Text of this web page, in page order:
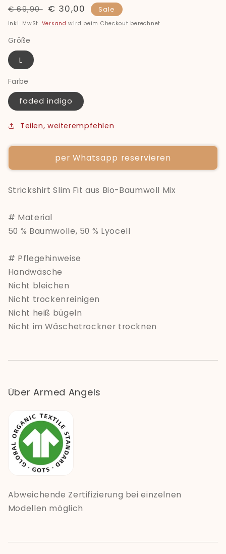
Normaler
Preis
€ 69,90 Verkaufspreis
€ 30,00 Sale
inkl. MwSt. Versand wird beim Checkout berechnet
Größe
L
Farbe
faded indigo
Teilen, weiterempfehlen
per Whatsapp reservieren
Strickshirt Slim Fit aus Bio-Baumwoll Mix
# Material
50 % Baumwolle, 50 % Lyocell
# Pflegehinweise
Handwäsche
Nicht bleichen
Nicht trockenreinigen
Nicht heiß bügeln
Nicht im Wäschetrockner trocknen
Über Armed Angels
Abweichende Zertifizierung bei einzelnen
Modellen möglich